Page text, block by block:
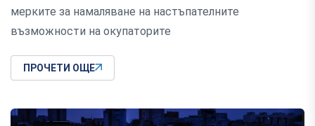
мерките за намаляване на настъпателните
възможности на окупаторите
ПРОЧЕТИ ОЩЕ